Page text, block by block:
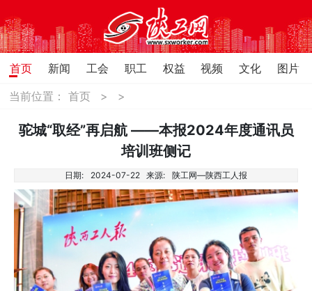
首页 新闻 工会 职工 权益 视频 文化
图片
当前位置：首页 > >
驼城“取经”再启航 ——本报2024年度通讯员
培训班侧记
日期: 2024-07-22 来源: 陕工网—陕西工人报